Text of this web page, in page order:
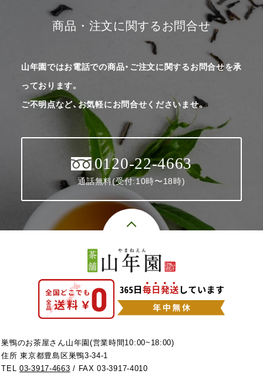
商品・注文に関するお問合せ
山年園ではお電話での商品・ご注文に関するお問合せを承
っております。
ご不明点など、お気軽にお問合せくださいませ。
0120-22-4663
通話無料(受付:10時〜18時)
巣鴨のお茶屋さん山年園(営業時間10:00~18:00)
住所 東京都豊島区巣鴨3-34-1
TEL03-3917-4663 / FAX 03-3917-4010